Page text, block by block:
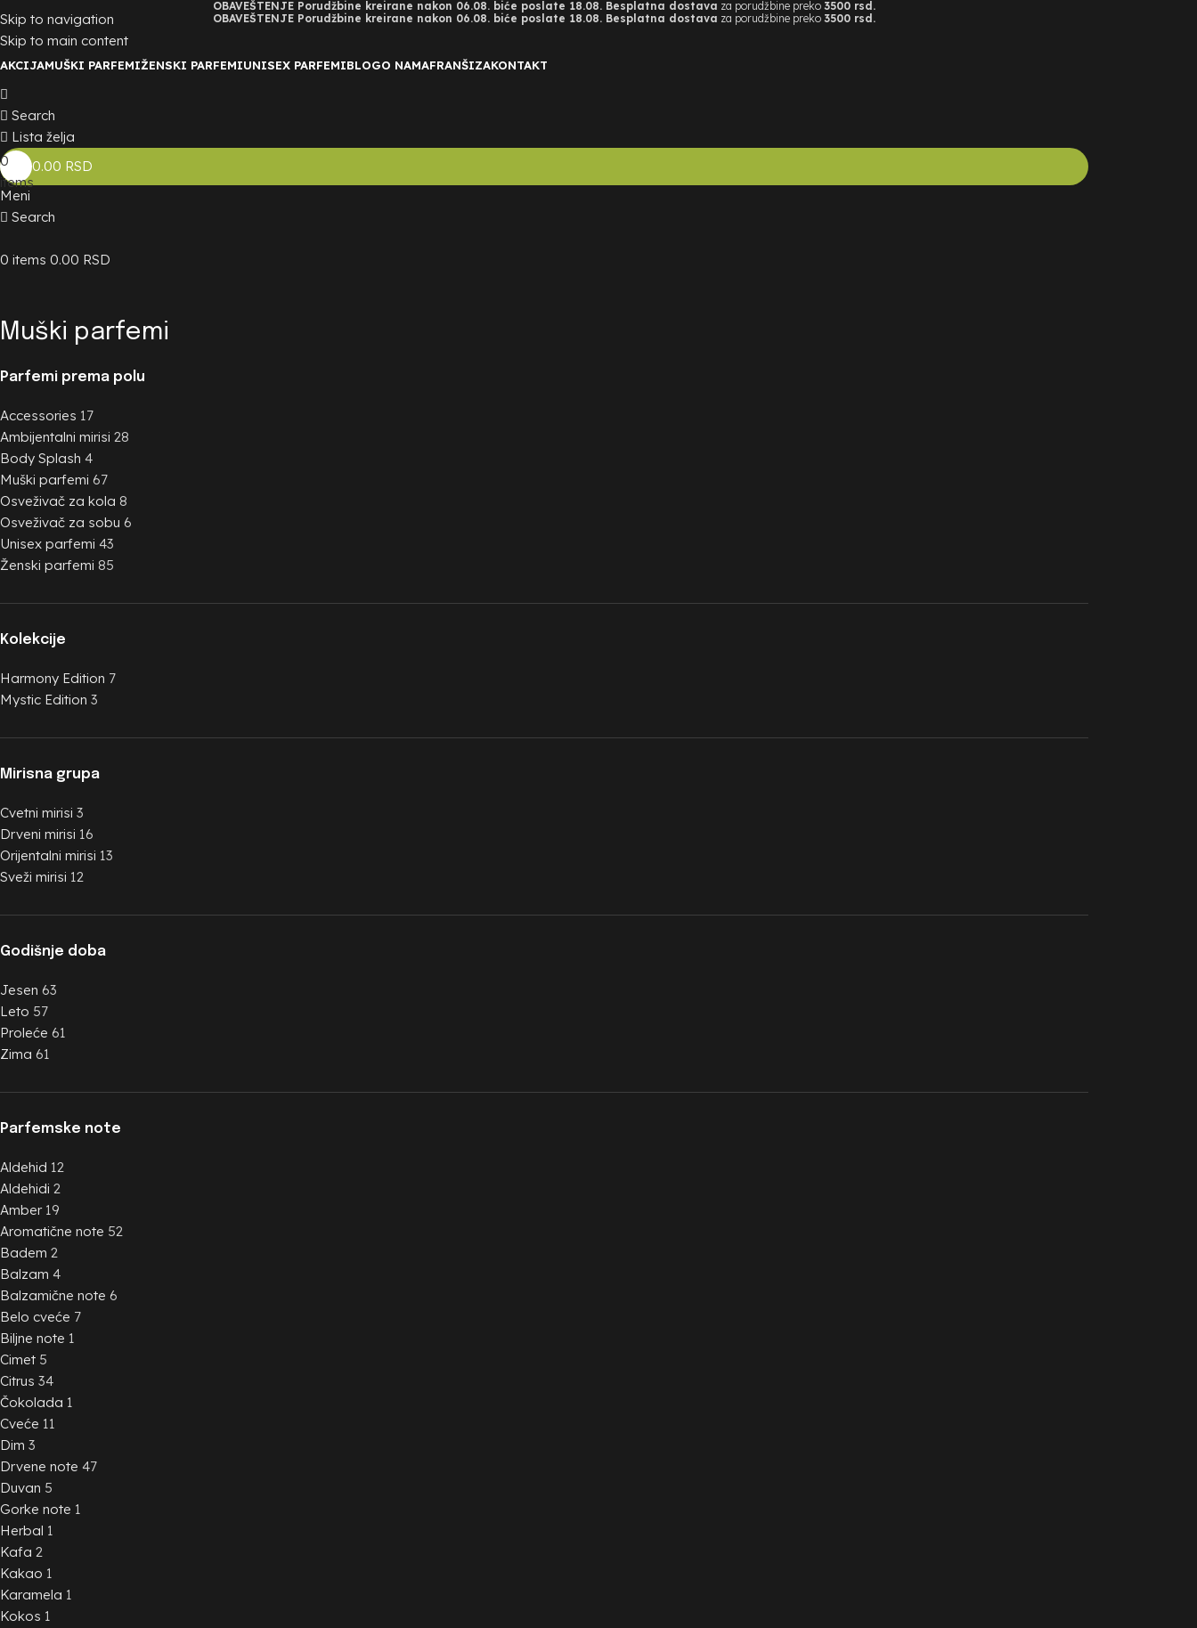
Skip to navigation
Skip to main content
OBAVEŠTENJE Porudžbine kreirane nakon 06.08. biće poslate 18.08. Besplatna dostava za porudžbine preko 3500 rsd.
OBAVEŠTENJE Porudžbine kreirane nakon 06.08. biće poslate 18.08. Besplatna dostava za porudžbine preko 3500 rsd.
AKCIJAMUŠKI PARFEMIŽENSKI PARFEMIUNISEX PARFEMIBLOGO NAMAFRANŠIZAKONTAKT
Search
Lista želja
0
items
0.00 RSD
Meni
Search
0 items 0.00 RSD
Muški parfemi
Parfemi prema polu
Accessories 17
Ambijentalni mirisi 28
Body Splash 4
Muški parfemi 67
Osveživač za kola 8
Osveživač za sobu 6
Unisex parfemi 43
Ženski parfemi 85
Kolekcije
Harmony Edition 7
Mystic Edition 3
Mirisna grupa
Cvetni mirisi 3
Drveni mirisi 16
Orijentalni mirisi 13
Sveži mirisi 12
Godišnje doba
Jesen 63
Leto 57
Proleće 61
Zima 61
Parfemske note
Aldehid 12
Aldehidi 2
Amber 19
Aromatične note 52
Badem 2
Balzam 4
Balzamične note 6
Belo cveće 7
Biljne note 1
Cimet 5
Citrus 34
Čokolada 1
Cveće 11
Dim 3
Drvene note 47
Duvan 5
Gorke note 1
Herbal 1
Kafa 2
Kakao 1
Karamela 1
Kokos 1